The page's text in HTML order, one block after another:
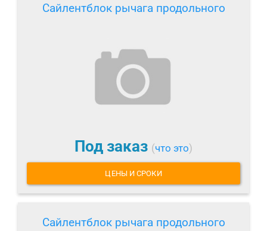
Сайлентблок рычага продольного
Под заказ (что это)
ЦЕНЫ И СРОКИ
Сайлентблок рычага продольного